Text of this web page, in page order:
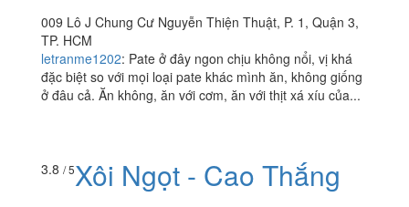
009 Lô J Chung Cư Nguyễn Thiện Thuật, P. 1, Quận 3,
TP. HCM
letranme1202: Pate ở đây ngon chịu không nổi, vị khá
đặc biệt so với mọi loại pate khác mình ăn, không giống
ở đâu cả. Ăn không, ăn với cơm, ăn với thịt xá xíu của...
3.8 / 5Xôi Ngọt - Cao Thắng